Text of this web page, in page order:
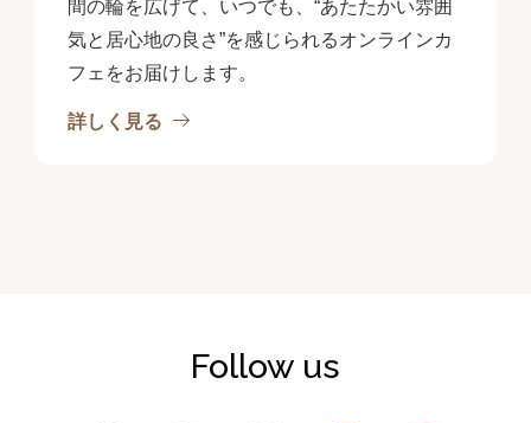
間の輪を広げて、いつでも、“あたたかい雰囲
気と居心地の良さ”を感じられるオンラインカ
フェをお届けします。
詳しく見る
Follow us